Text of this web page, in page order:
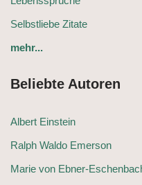
Selbstliebe Zitate
mehr...
Beliebte Autoren
Albert Einstein
Ralph Waldo Emerson
Marie von Ebner-